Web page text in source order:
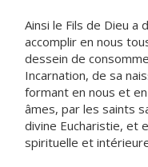
Ainsi le Fils de Dieu a
accomplir en nous
dessein de
Incarnation, de sa
formant en nous et
âmes, par les saints
divine Eucharistie, et
spirituelle et